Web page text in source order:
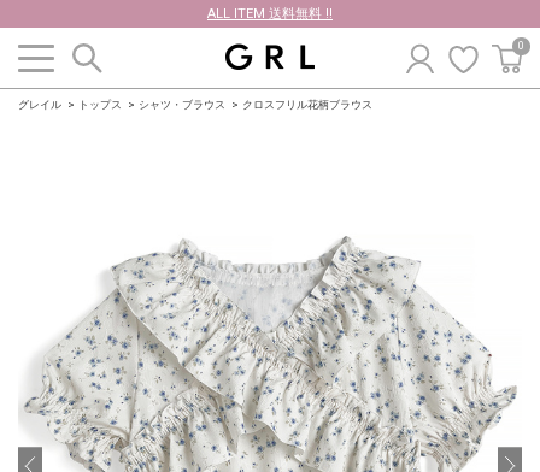
ALL ITEM 送料無料 !!
0
グレイル トップス シャツ・ブラウス クロスフリル花柄ブラウス